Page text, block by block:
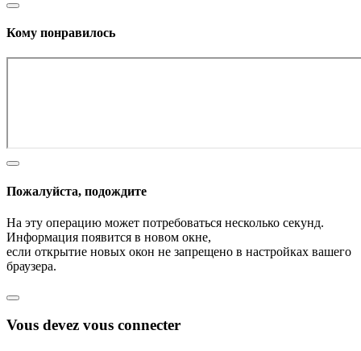
Кому понравилось
Пожалуйста, подождите
На эту операцию может потребоваться несколько секунд.
Информация появится в новом окне,
если открытие новых окон не запрещено в настройках вашего
браузера.
Vous devez vous connecter